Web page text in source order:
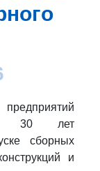
30 лет
сборных
и